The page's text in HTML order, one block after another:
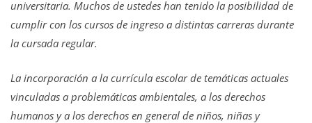
universitaria. Muchos de ustedes han tenido la posibilidad de
cumplir con los cursos de ingreso a distintas carreras durante
la cursada regular.
La incorporación a la currícula escolar de temáticas actuales
vinculadas a problemáticas ambientales, a los derechos
humanos y a los derechos en general de niños, niñas y